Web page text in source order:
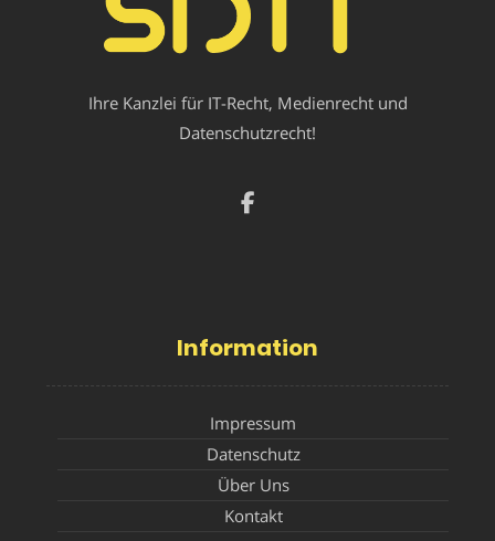
Ihre Kanzlei für IT-Recht, Medienrecht und
Datenschutzrecht!
Information
Impressum
Datenschutz
Über Uns
Kontakt